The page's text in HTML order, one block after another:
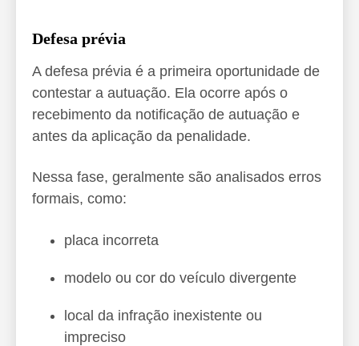
Defesa prévia
A defesa prévia é a primeira oportunidade de
contestar a autuação. Ela ocorre após o
recebimento da notificação de autuação e
antes da aplicação da penalidade.
Nessa fase, geralmente são analisados erros
formais, como:
placa incorreta
modelo ou cor do veículo divergente
local da infração inexistente ou
impreciso